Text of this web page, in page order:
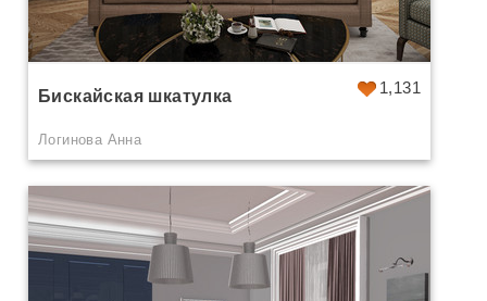
1,131
Бискайская шкатулка
Логинова Анна